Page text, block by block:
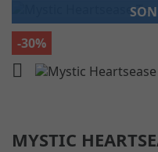
-30%

MYSTIC